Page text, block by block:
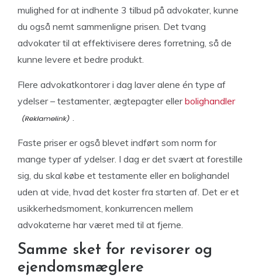
mulighed for at indhente 3 tilbud på advokater, kunne
du også nemt sammenligne prisen. Det tvang
advokater til at effektivisere deres forretning, så de
kunne levere et bedre produkt.
Flere advokatkontorer i dag laver alene én type af
ydelser – testamenter, ægtepagter ellerbolighandler
.
Faste priser er også blevet indført som norm for
mange typer af ydelser. I dag er det svært at forestille
sig, du skal købe et testamente eller en bolighandel
uden at vide, hvad det koster fra starten af. Det er et
usikkerhedsmoment, konkurrencen mellem
advokaterne har været med til at fjerne.
Samme sket for revisorer og
ejendomsmæglere